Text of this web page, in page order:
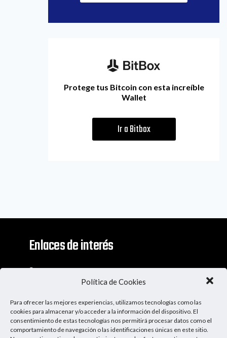
Política de Cookies
Para ofrecer las mejores experiencias, utilizamos tecnologías como las
cookies para almacenar y/o acceder a la información del dispositivo. El
consentimiento de estas tecnologías nos permitirá procesar datos como el
comportamiento de navegación o las identificaciones únicas en este sitio.
Protege tus Bitcoin con esta increíble
Wallet
Ir a Bitbox
Enlaces de interés
Contacto
Descargo De Responsabilidad
Apoya al Podcast
Ser Patrocinador